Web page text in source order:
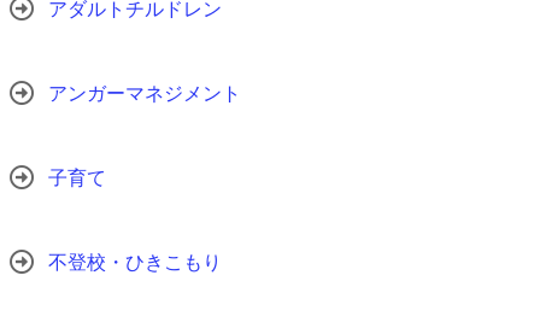
アダルトチルドレン
アンガーマネジメント
子育て
不登校・ひきこもり